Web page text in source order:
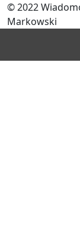
© 2022
Markowski